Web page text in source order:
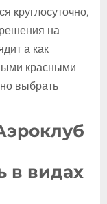
круглосуточно,
на
а как
красными
выбрать
в видах